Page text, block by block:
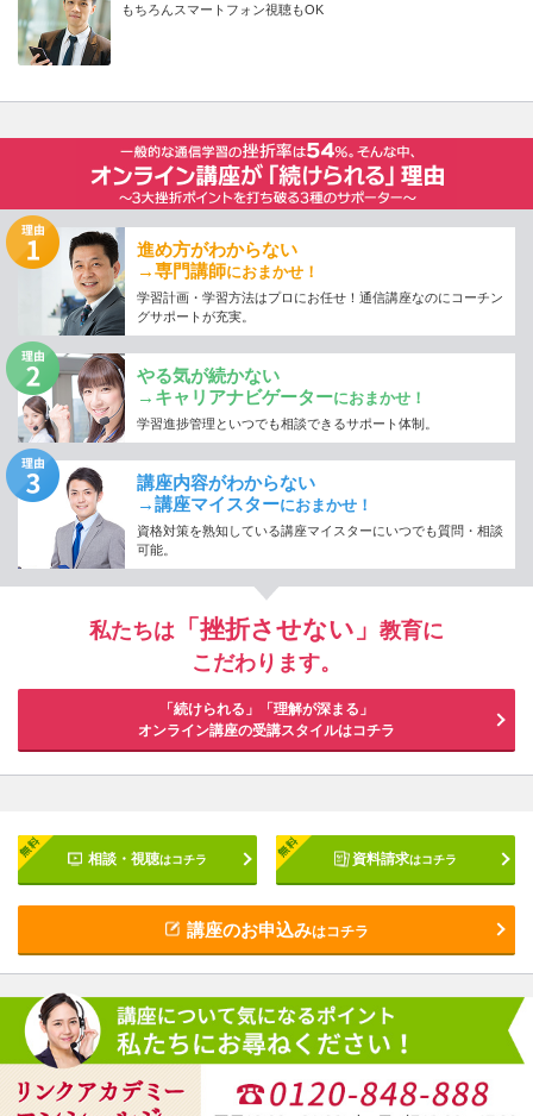
もちろんスマートフォン視聴もOK
進め方がわからない
→専門講師におまかせ！
学習計画・学習方法はプロにお任せ！通信講座なのにコーチン
グサポートが充実。
やる気が続かない
→キャリアナビゲーターにおまかせ！
学習進捗管理といつでも相談できるサポート体制。
講座内容がわからない
→講座マイスターにおまかせ！
資格対策を熟知している講座マイスターにいつでも質問・相談
可能。
私たちは 「挫折させない」 教育に
こだわります。
「続けられる」「理解が深まる」
オンライン講座の受講スタイルはコチラ
相談・視聴はコチラ 資料請求はコチラ
講座のお申込みはコチラ